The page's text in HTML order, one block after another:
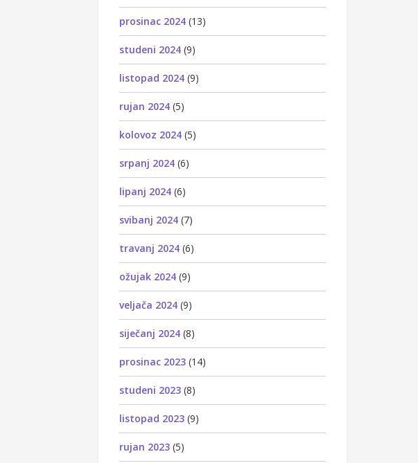
prosinac 2024 (13)
studeni 2024 (9)
listopad 2024 (9)
rujan 2024 (5)
kolovoz 2024 (5)
srpanj 2024 (6)
lipanj 2024 (6)
svibanj 2024 (7)
travanj 2024 (6)
ožujak 2024 (9)
veljača 2024 (9)
siječanj 2024 (8)
prosinac 2023 (14)
studeni 2023 (8)
listopad 2023 (9)
rujan 2023 (5)